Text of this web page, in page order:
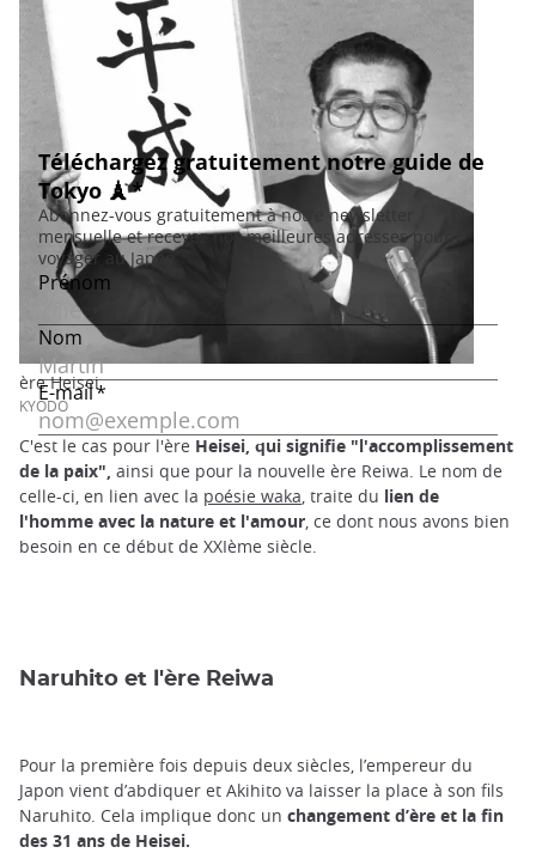
ère Heisei
KYODO
C'est le cas pour l'ère Heisei, qui signifie "l'accomplissement
de la paix", ainsi que pour la nouvelle ère Reiwa. Le nom de
celle-ci, en lien avec la poésie waka, traite du lien de
l'homme avec la nature et l'amour, ce dont nous avons bien
besoin en ce début de XXIème siècle.
Naruhito et l'ère Reiwa
Pour la première fois depuis deux siècles, l’empereur du
Japon vient d’abdiquer et Akihito va laisser la place à son fils
Naruhito. Cela implique donc un changement d’ère et la fin
des 31 ans de Heisei.